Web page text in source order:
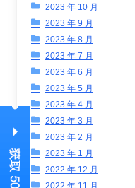
2023 年 10 月
2023 年 9 月
2023 年 8 月
2023 年 7 月
2023 年 6 月
2023 年 5 月
2023 年 4 月
2023 年 3 月
2023 年 2 月
2023 年 1 月
2022 年 12 月
2022 年 11 月